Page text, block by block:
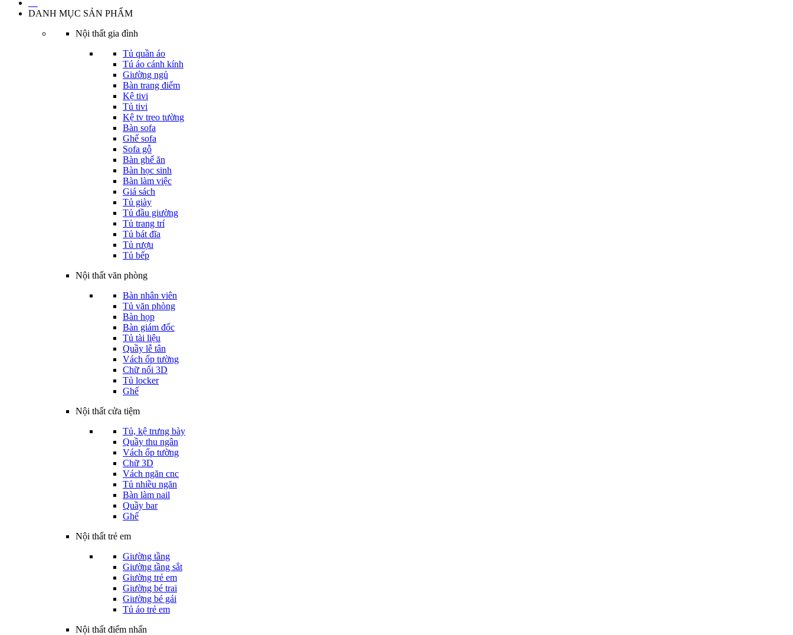
DANH MỤC SẢN PHẨM
Nội thất gia đình
Tủ quần áo
Tú áo cánh kính
Giường ngủ
Bàn trang điểm
Kệ tivi
Tủ tivi
Kệ tv treo tường
Bàn sofa
Ghế sofa
Sofa gỗ
Bàn ghế ăn
Bàn học sinh
Bàn làm việc
Giá sách
Tủ giày
Tủ đầu giường
Tủ trang trí
Tủ bát đĩa
Tủ rượu
Tủ bếp
Nội thất văn phòng
Bàn nhân viên
Tủ văn phòng
Bàn họp
Bàn giám đốc
Tủ tài liệu
Quầy lễ tân
Vách ốp tường
Chữ nổi 3D
Tủ locker
Ghế
Nội thất cửa tiệm
Tủ, kệ trưng bày
Quầy thu ngân
Vách ốp tường
Chữ 3D
Vách ngăn cnc
Tủ nhiều ngăn
Bàn làm nail
Quầy bar
Ghế
Nội thất trẻ em
Giường tầng
Giường tầng sắt
Giường trẻ em
Giường bé trai
Giường bé gái
Tủ áo trẻ em
Nội thất điểm nhấn